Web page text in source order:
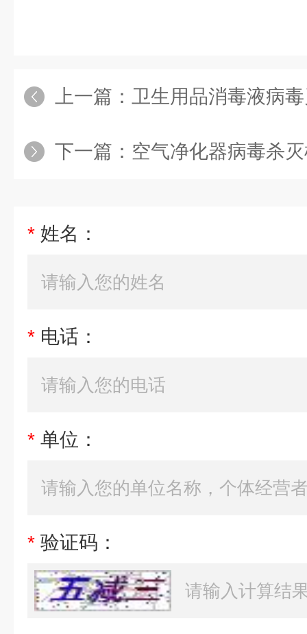
上一篇： 卫生用品消毒液病
下一篇： 空气净化器病毒杀
* 姓名：
* 电话：
* 单位：
* 验证码：